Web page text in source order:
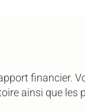
financier.
ainsi que les